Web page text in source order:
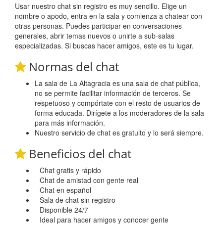
Usar nuestro chat sin registro es muy sencillo. Elige un
nombre o apodo, entra en la sala y comienza a chatear con
otras personas. Puedes participar en conversaciones
generales, abrir temas nuevos o unirte a sub-salas
especializadas. Si buscas hacer amigos, este es tu lugar.
Normas del chat
La sala de La Altagracia es una sala de chat pública,
no se permite facilitar información de terceros. Se
respetuoso y compórtate con el resto de usuarios de
forma educada. Dirígete a los moderadores de la sala
para más información.
Nuestro servicio de chat es gratuito y lo será siempre.
Beneficios del chat
Chat gratis y rápido
Chat de amistad con gente real
Chat en español
Sala de chat sin registro
Disponible 24/7
Ideal para hacer amigos y conocer gente